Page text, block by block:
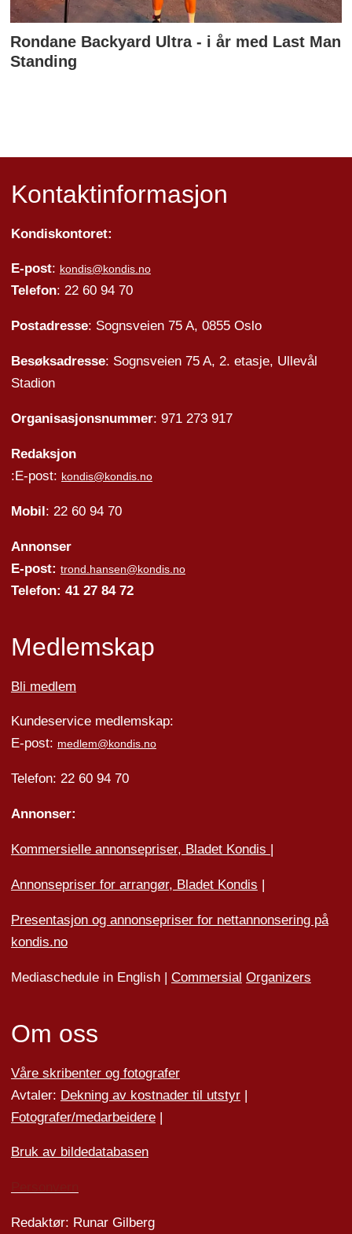
Rondane Backyard Ultra - i år med Last Man
Standing
Kontaktinformasjon
Kondiskontoret:
E-post: kondis@kondis.no
Telefon: 22 60 94 70
Postadresse: Sognsveien 75 A, 0855 Oslo
Besøksadresse: Sognsveien 75 A, 2. etasje, Ullevål
Stadion
Organisasjonsnummer: 971 273 917
Redaksjon
:E-post: kondis@kondis.no
Mobil : 22 60 94 70
Annonser
E-post: trond.hansen@kondis.no
Telefon: 41 27 84 72
Medlemskap
Bli medlem
Kundeservice medlemskap:
E-post: medlem@kondis.no
Telefon: 22 60 94 70
Annonser:
Kommersielle annonsepriser, Bladet Kondis
Annonsepriser for arrangør, Bladet Kondis
Presentasjon og annonsepriser for nettannonsering på
kondis.no
Mediaschedule in English | Commersial Organizers
Om oss
Våre skribenter og fotografer
Avtaler: Dekning av kostnader til utstyr|
Fotografer/medarbeidere|
Bruk av bildedatabasen
Redaktør: Runar Gilberg